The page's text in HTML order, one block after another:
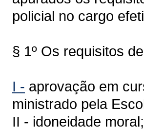
policial no cargo
§ 1º Os requisitos
I - aprovação em
ministrado pela
II - idoneidade moral;